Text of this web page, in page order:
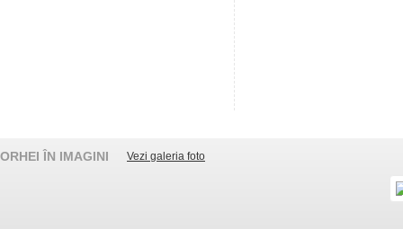
ORHEI ÎN IMAGINI Vezi galeria foto